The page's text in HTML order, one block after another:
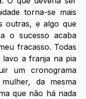
torna-se mais
outras, e algo que
o sucesso acaba
fracasso. Todas
lavo a franja na pia
um cronograma
da mesma
que não há nada